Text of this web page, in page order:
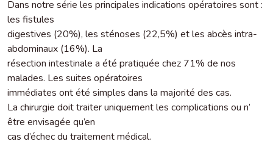
Dans notre série les principales indications opératoires sont :
les fistules
digestives (20%), les sténoses (22,5%) et les abcès intra-
abdominaux (16%). La
résection intestinale a été pratiquée chez 71% de nos
malades. Les suites opératoires
immédiates ont été simples dans la majorité des cas.
La chirurgie doit traiter uniquement les complications ou n’
être envisagée qu’en
cas d’échec du traitement médical.